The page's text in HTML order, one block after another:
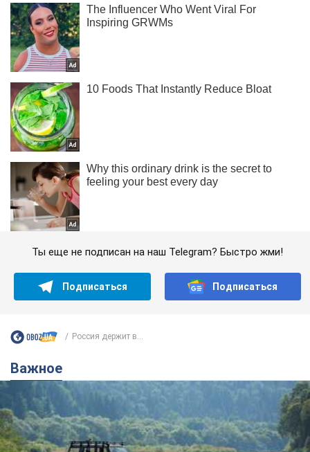
Ты еще не подписан на наш Telegram? Быстро жми!
Подписаться Подписаться
Россия держит в...
Важное